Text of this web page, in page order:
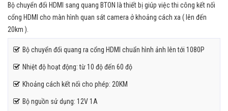
Bộ chuyển đổi HDMI sang quang BTON là thiết bị giúp việc thi công kết nối
cổng HDMI cho màn hình quan sát camera ở khoảng cách xa ( lên đến
20km ).
Bộ chuyển đổi quang ra cổng HDMI chuẩn hình ảnh lên tới 1080P
Nhiệt độ hoạt động: từ 10 độ đến 60 độ
Khoảng cách kết nối cho phép: 20KM
Bộ nguồn sử dụng: 12V 1A